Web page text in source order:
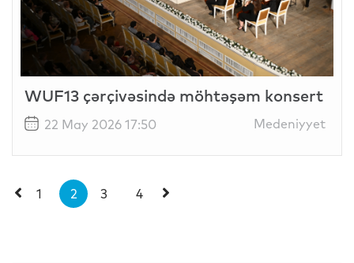
WUF13 çərçivəsində möhtəşəm konsert
22 May 2026 17:50 Medeniyyet
1 2 3 4